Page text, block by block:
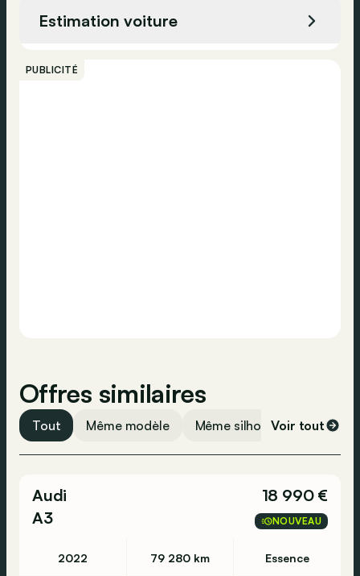
Estimation voiture
PUBLICITÉ
Offres similaires
Tout Même modèle Même silhouette Même
Voir tout
Audi
A3
18 990 €
NOUVEAU
2022 79 280 km Essence